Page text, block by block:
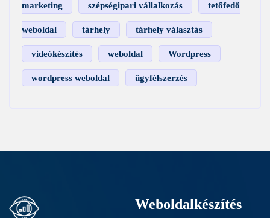
marketing szépségipari vállalkozás tetőfedő
weboldal tárhely tárhely választás
videókészítés weboldal Wordpress
wordpress weboldal ügyfélszerzés
Weboldalkészítés